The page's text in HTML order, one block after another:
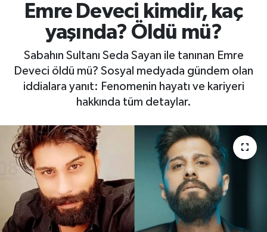
Emre Deveci kimdir, kaç
yaşında? Öldü mü?
Sabahın Sultanı Seda Sayan ile tanınan Emre
Deveci öldü mü? Sosyal medyada gündem olan
iddialara yanıt: Fenomenin hayatı ve kariyeri
hakkında tüm detaylar.
Ekonomi
Genel
Güncel
Haberde İnsan
Kültür Sanat
Magazin
Manşet Altı
Manşetler
Tüm Manşetler
Son Dakika Haberleri
Haber Arşivi